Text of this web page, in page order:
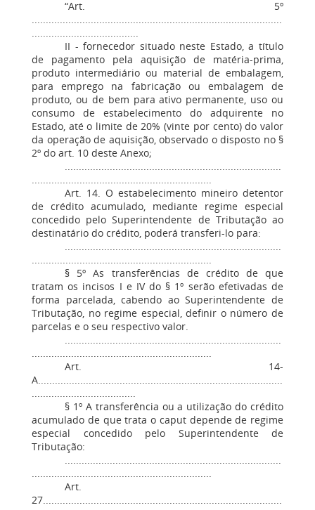
“Art. 5º
.........................................................................................
......................................
II - fornecedor situado neste Estado, a título
de pagamento pela aquisição de matéria-prima,
produto intermediário ou material de embalagem,
para emprego na fabricação ou embalagem de
produto, ou de bem para ativo permanente, uso ou
consumo de estabelecimento do adquirente no
Estado, até o limite de 20% (vinte por cento) do valor
da operação de aquisição, observado o disposto no §
2º do art. 10 deste Anexo;
.............................................................................
................................................................
Art. 14. O estabelecimento mineiro detentor
de crédito acumulado, mediante regime especial
concedido pelo Superintendente de Tributação ao
destinatário do crédito, poderá transferi-lo para:
.............................................................................
................................................................
§ 5º As transferências de crédito de que
tratam os incisos I e IV do § 1º serão efetivadas de
forma parcelada, cabendo ao Superintendente de
Tributação, no regime especial, definir o número de
parcelas e o seu respectivo valor.
.............................................................................
................................................................
Art. 14-
A.......................................................................................
.....................................
§ 1º A transferência ou a utilização do crédito
acumulado de que trata o caput depende de regime
especial concedido pelo Superintendente de
Tributação:
.............................................................................
................................................................
Art.
27.....................................................................................